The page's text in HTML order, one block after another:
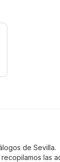
de Sevilla.
las